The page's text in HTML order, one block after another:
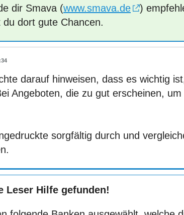
dir Smava (www.smava.de
)
dort gute Chancen.
darauf hinweisen, dass es wichtig
Angeboten, die zu gut erscheinen,
sorgfältig durch und
Leser Hilfe gefunden!